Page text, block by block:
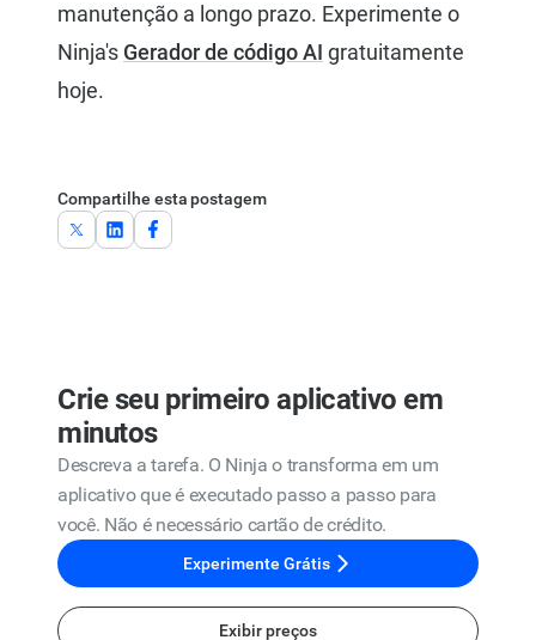
manutenção a longo prazo. Experimente o
Ninja's Gerador de código AI gratuitamente
hoje.
Compartilhe esta postagem
Crie seu primeiro aplicativo em
minutos
Descreva a tarefa. O Ninja o transforma em um
aplicativo que é executado passo a passo para
você. Não é necessário cartão de crédito.
Experimente Grátis
Exibir preços